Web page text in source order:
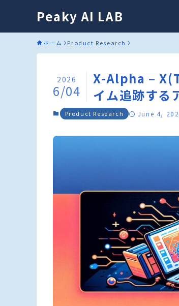
Peaky AI LAB
ホーム Product Research
X-Alpha –
イム追跡する
2026
6/04
Product Research June 4,